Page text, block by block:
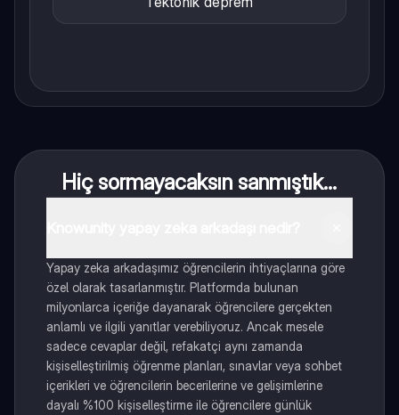
Hiç sormayacaksın sanmıştık...
Yapay zeka arkadaşımız öğrencilerin ihtiyaçlarına göre
özel olarak tasarlanmıştır. Platformda bulunan
milyonlarca içeriğe dayanarak öğrencilere gerçekten
anlamlı ve ilgili yanıtlar verebiliyoruz. Ancak mesele
sadece cevaplar değil, refakatçi aynı zamanda
kişiselleştirilmiş öğrenme planları, sınavlar veya sohbet
içerikleri ve öğrencilerin becerilerine ve gelişimlerine
dayalı %100 kişiselleştirme ile öğrencilere günlük